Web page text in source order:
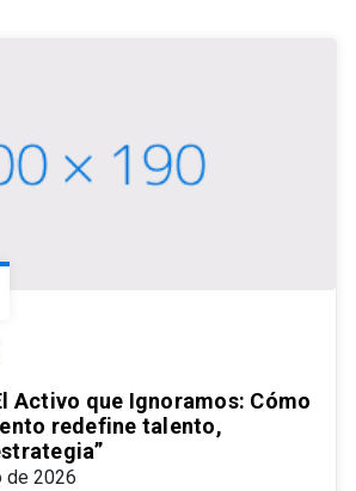
Activo que Ignoramos: Cómo
redefine talento,
de 2026